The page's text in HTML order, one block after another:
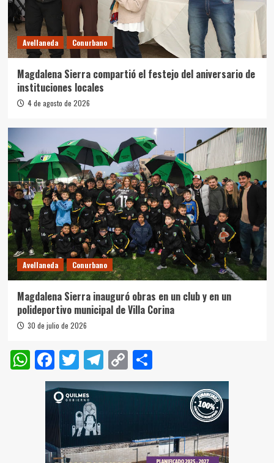
Avellaneda Conurbano
Magdalena Sierra compartió el festejo del aniversario de
instituciones locales
4 de agosto de 2026
Avellaneda Conurbano
Magdalena Sierra inauguró obras en un club y en un
polideportivo municipal de Villa Corina
30 de julio de 2026
WhatsApp
Facebook
Twitter
Telegram
Copy
Link
Compartir